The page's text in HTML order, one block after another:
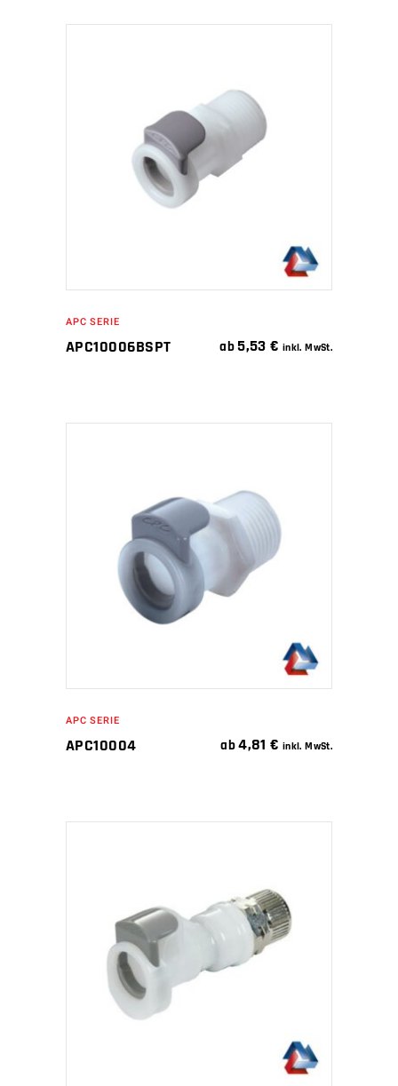
IN DEN WARENKORB
APC SERIE
APC10006BSPT ab5,53€ inkl. MwSt.
IN DEN WARENKORB
APC SERIE
APC10004 ab4,81€ inkl. MwSt.
IN DEN WARENKORB